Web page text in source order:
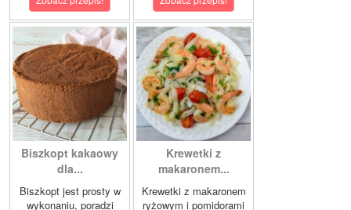
Biszkopt kakaowy
dla...
Biszkopt jest prosty w
wykonaniu, poradzi
Krewetki z
makaronem...
Krewetki z makaronem
ryżowym i pomidorami